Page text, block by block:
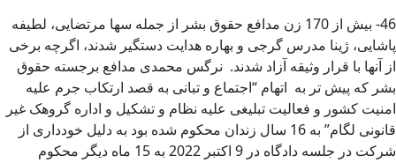
46- بیش از 170 زن مدافع حقوق بشر از جمله سها مرتضایی، لطیفه
پاشایی، ژینا مدرس گرجی و بهاره هدایت دستگیر شدند، اگرچه برخی
از آنها با قرار وثیقه آزاد شدند. نرگس محمدی مدافع برجسته حقوق
بشر که پیش تر به اتهام “اجتماع و تبانی به قصد ارتکاب جرم علیه
امنیت کشور و فعالیت تبلیغی علیه نظام و تشکیل و اداره گروهک غیر
قانونی لگام” به 16 سال زندان محکوم شده بود به دلیل خودداری از
شرکت در جلسه دادگاه در 9 اکتبر 2022 به 15 ماه دیگر محکوم